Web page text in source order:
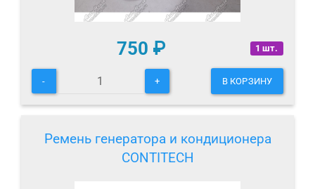
1 шт.
750 ₽
- + В КОРЗИНУ
Ремень генератора и кондиционера
CONTITECH